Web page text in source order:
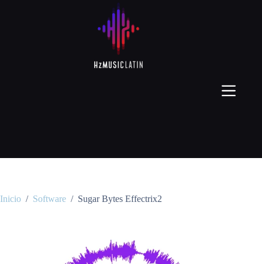
Inicio / Software / Sugar Bytes Effectrix2